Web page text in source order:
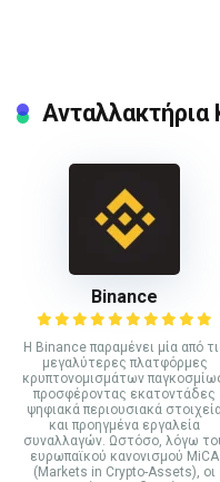
Binance
Η Binance παραμένει μία από
μεγαλύτερες πλατφόρμες
κρυπτονομισμάτων
προσφέροντας εκατοντάδες
ψηφιακά περιουσιακά
και προηγμένα εργαλεία
συναλλαγών. Ωστόσο, λόγω
ευρωπαϊκού κανονισμού MiCA
(Markets in Crypto-Assets), οι